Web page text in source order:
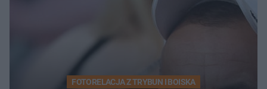
FOTORELACJA Z TRYBUN I BOISKA